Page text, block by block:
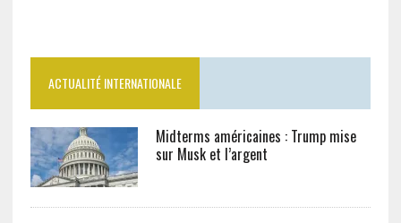
ACTUALITÉ INTERNATIONALE
Midterms américaines : Trump mise
sur Musk et l’argent